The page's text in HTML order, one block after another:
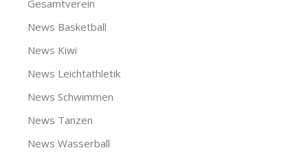
Gesamtverein
News Basketball
News Kiwi
News Leichtathletik
News Schwimmen
News Tanzen
News Wasserball